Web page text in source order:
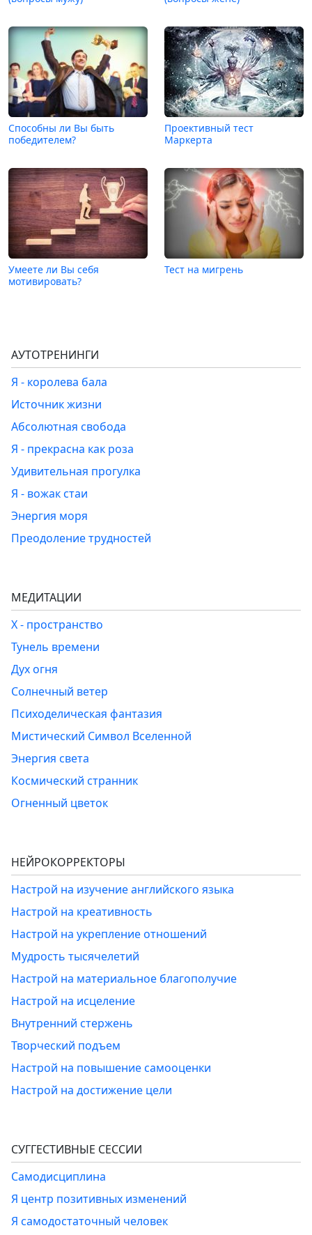
Способны ли Вы быть
победителем?
Проективный тест
Маркерта
Умеете ли Вы себя
мотивировать?
Тест на мигрень
АУТОТРЕНИНГИ
Я - королева бала
Источник жизни
Абсолютная свобода
Я - прекрасна как роза
Удивительная прогулка
Я - вожак стаи
Энергия моря
Преодоление трудностей
МЕДИТАЦИИ
Х - пространство
Тунель времени
Дух огня
Солнечный ветер
Психоделическая фантазия
Мистический Символ Вселенной
Энергия света
Космический странник
Огненный цветок
НЕЙРОКОРРЕКТОРЫ
Настрой на изучение английского языка
Настрой на креативность
Настрой на укрепление отношений
Мудрость тысячелетий
Настрой на материальное благополучие
Настрой на исцеление
Внутренний стержень
Творческий подъем
Настрой на повышение самооценки
Настрой на достижение цели
СУГГЕСТИВНЫЕ СЕССИИ
Самодисциплина
Я центр позитивных изменений
Я самодостаточный человек